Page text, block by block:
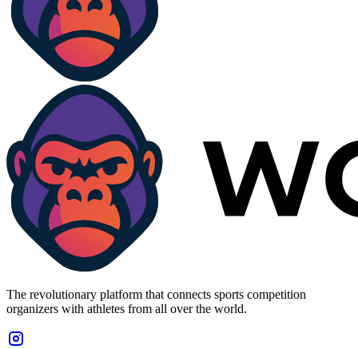
The revolutionary platform that connects sports competition
organizers with athletes from all over the world.